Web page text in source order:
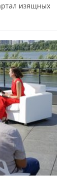
изящных